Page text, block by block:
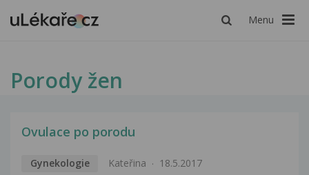
Menu
Porody žen
Ovulace po porodu
Gynekologie Kateřina 18.5.2017